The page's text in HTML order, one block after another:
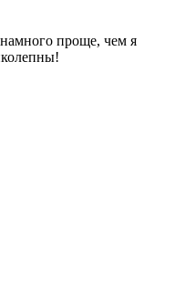
намного проще, чем я